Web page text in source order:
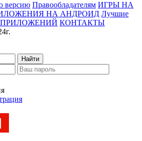
версию Правообладателям ИГРЫ НА
НА АНДРОИД Лучшие
КОНТАКТЫ
Найти